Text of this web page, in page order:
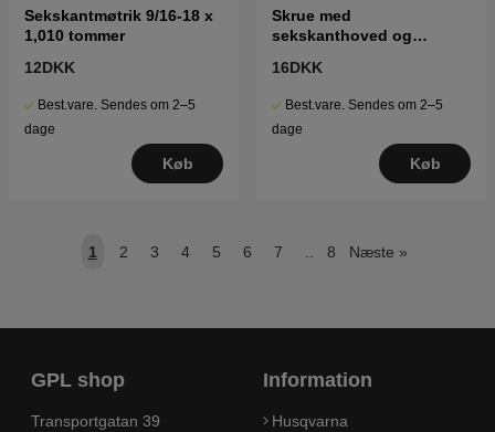
Sekskantmøtrik 9/16-18 x
1,010 tommer
12DKK
Best.vare. Sendes om 2–5
dage
Køb
Skrue med
sekskanthoved og
16DKK
Best.vare. Sendes om 2–5
dage
Køb
1 2 3 4 5 6 7 .. 8 Næste »
GPL shop
Transportgatan 39
Information
Husqvarna